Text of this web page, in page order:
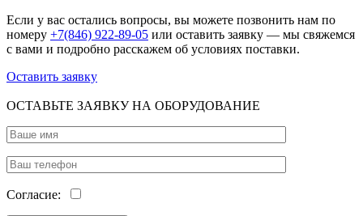
Если у вас остались вопросы, вы можете позвонить нам по
номеру +7(846) 922-89-05 или оставить заявку — мы свяжемся
с вами и подробно расскажем об условиях поставки.
Оставить заявку
ОСТАВЬТЕ ЗАЯВКУ НА ОБОРУДОВАНИЕ
Согласие: